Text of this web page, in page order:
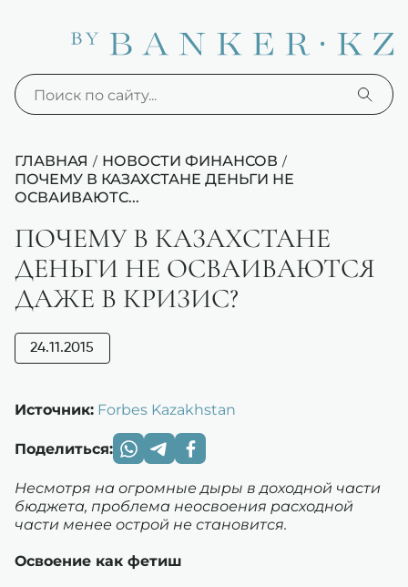
ГЛАВНАЯ / НОВОСТИ ФИНАНСОВ /
ПОЧЕМУ В КАЗАХСТАНЕ ДЕНЬГИ НЕ
ОСВАИВАЮТС...
ПОЧЕМУ В КАЗАХСТАНЕ
ДЕНЬГИ НЕ ОСВАИВАЮТСЯ
ДАЖЕ В КРИЗИС?
24.11.2015
Источник: Forbes Kazakhstan
Поделиться:
Несмотря на огромные дыры в доходной части
бюджета, проблема неосвоения расходной
части менее острой не становится.
Освоение как фетиш